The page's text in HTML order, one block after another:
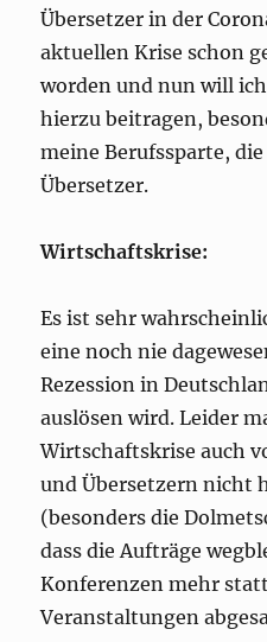
Übersetzer in der
aktuellen Krise schon
worden und nun will
hierzu beitragen,
meine Berufssparte,
Übersetzer.
Wirtschaftskrise:
Es ist sehr
eine noch nie
Rezession in
auslösen wird. Leider
Wirtschaftskrise auch
und Übersetzern nicht
(besonders die
dass die Aufträge
Konferenzen mehr
Veranstaltungen